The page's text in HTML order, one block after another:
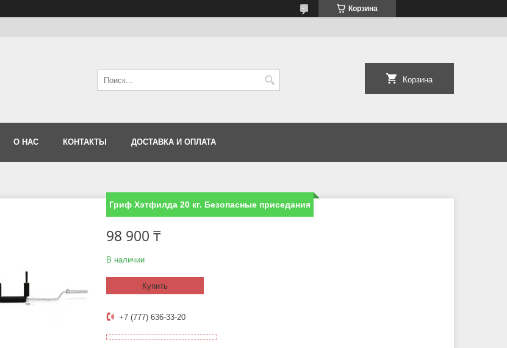
Корзина
Корзина
О НАС КОНТАКТЫ ДОСТАВКА И ОПЛАТА
Гриф Хэтфилда 20 кг. Безопасные приседания
98 900 ₸
В наличии
Купить
+7 (777) 636-33-20